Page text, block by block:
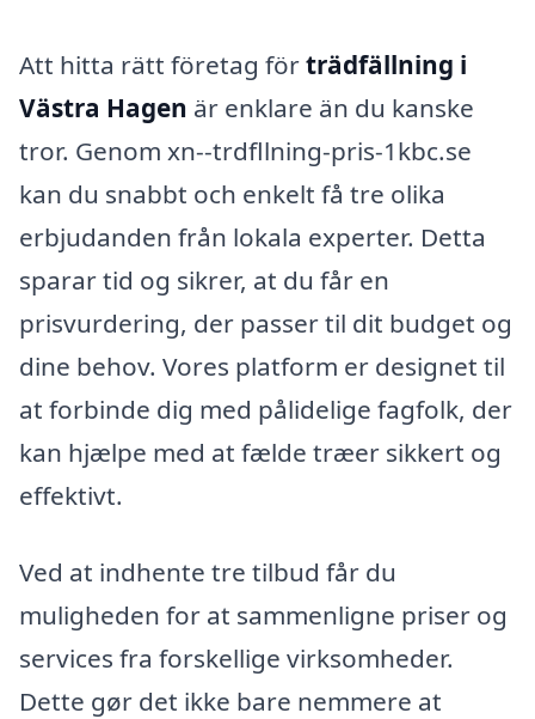
Att hitta rätt företag förträdfällning i
Västra Hagen är enklare än du kanske
tror. Genom xn--trdfllning-pris-1kbc.se
kan du snabbt och enkelt få tre olika
erbjudanden från lokala experter. Detta
sparar tid og sikrer, at du får en
prisvurdering, der passer til dit budget og
dine behov. Vores platform er designet til
at forbinde dig med pålidelige fagfolk, der
kan hjælpe med at fælde træer sikkert og
effektivt.
Ved at indhente tre tilbud får du
muligheden for at sammenligne priser og
services fra forskellige virksomheder.
Dette gør det ikke bare nemmere at